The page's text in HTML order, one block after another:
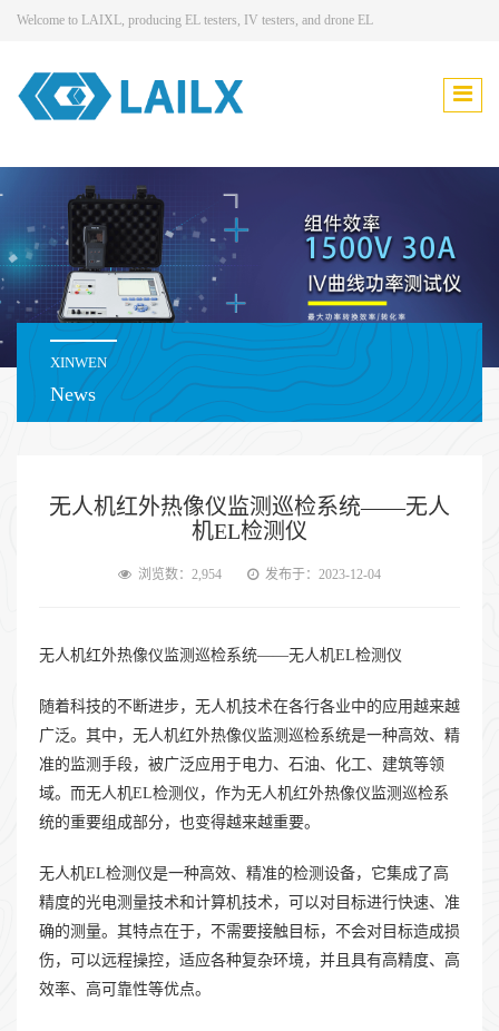
Welcome to LAIXL, producing EL testers, IV testers, and drone EL
XINWEN
News
无人机红外热像仪监测巡检系统——无人
机EL检测仪
浏览数：2,954 发布于：2023-12-04
无人机红外热像仪监测巡检系统——无人机EL检测仪
随着科技的不断进步，无人机技术在各行各业中的应用越来越
广泛。其中，无人机红外热像仪监测巡检系统是一种高效、精
准的监测手段，被广泛应用于电力、石油、化工、建筑等领
域。而无人机EL检测仪，作为无人机红外热像仪监测巡检系
统的重要组成部分，也变得越来越重要。
无人机EL检测仪是一种高效、精准的检测设备，它集成了高
精度的光电测量技术和计算机技术，可以对目标进行快速、准
确的测量。其特点在于，不需要接触目标，不会对目标造成损
伤，可以远程操控，适应各种复杂环境，并且具有高精度、高
效率、高可靠性等优点。